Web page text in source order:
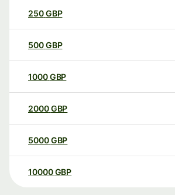
250GBP
500GBP
1000GBP
2000GBP
5000GBP
10000 GBP